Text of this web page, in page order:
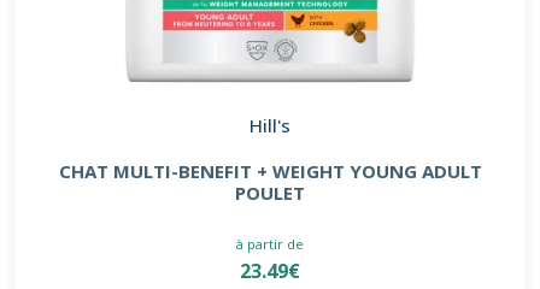
Hill's
CHAT MULTI-BENEFIT + WEIGHT YOUNG ADULT
POULET
à partir de
23.49€